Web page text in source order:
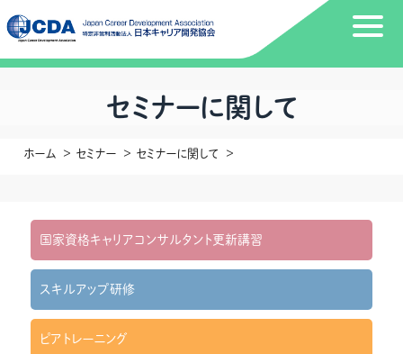
セミナーに関して
ホーム セミナー セミナーに関して
国家資格キャリアコンサルタント更新講習
スキルアップ研修
ピアトレーニング